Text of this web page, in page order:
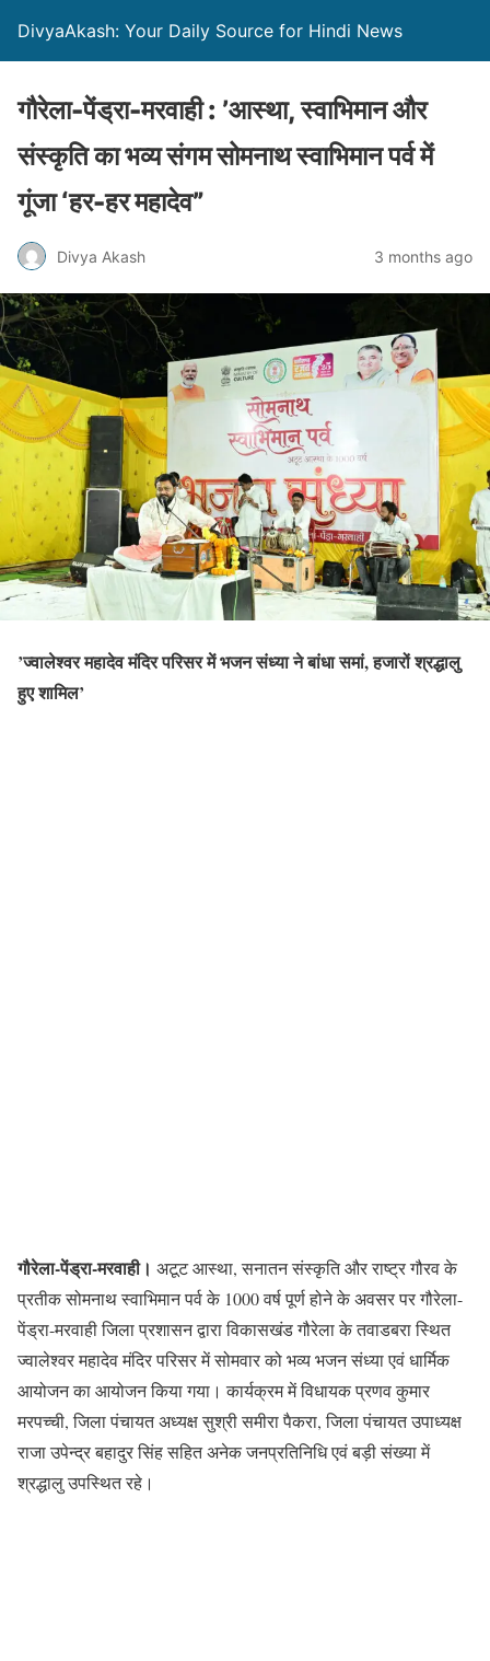
DivyaAkash: Your Daily Source for Hindi News
गौरेला-पेंड्रा-मरवाही : ’आस्था, स्वाभिमान और
संस्कृति का भव्य संगम सोमनाथ स्वाभिमान पर्व में
गूंजा ‘हर-हर महादेव”
Divya Akash 3 months ago
’ज्वालेश्वर महादेव मंदिर परिसर में भजन संध्या ने बांधा समां, हजारों श्रद्धालु
हुए शामिल’
गौरेला-पेंड्रा-मरवाही। अटूट आस्था, सनातन संस्कृति और राष्ट्र गौरव के
प्रतीक सोमनाथ स्वाभिमान पर्व के 1000 वर्ष पूर्ण होने के अवसर पर गौरेला-
पेंड्रा-मरवाही जिला प्रशासन द्वारा विकासखंड गौरेला के तवाडबरा स्थित
ज्वालेश्वर महादेव मंदिर परिसर में सोमवार को भव्य भजन संध्या एवं धार्मिक
आयोजन का आयोजन किया गया। कार्यक्रम में विधायक प्रणव कुमार
मरपच्ची, जिला पंचायत अध्यक्ष सुश्री समीरा पैकरा, जिला पंचायत उपाध्यक्ष
राजा उपेन्द्र बहादुर सिंह सहित अनेक जनप्रतिनिधि एवं बड़ी संख्या में
श्रद्धालु उपस्थित रहे।